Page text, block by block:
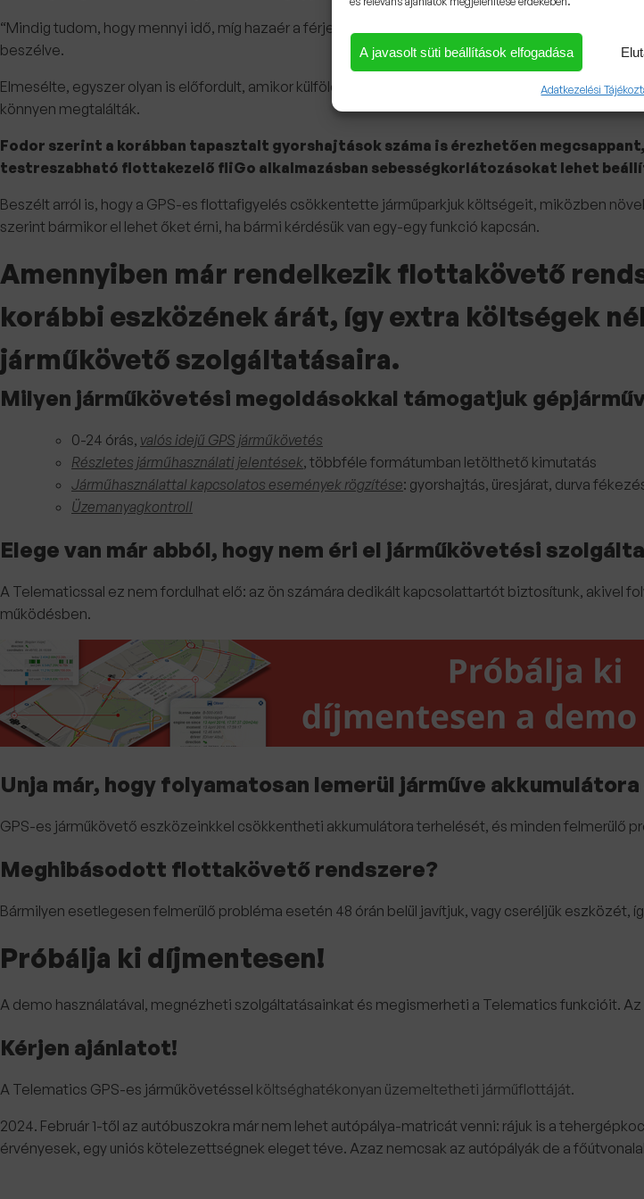
A javasolt süti beállítások elfogadása
Adatkezelési
“Mindig tudom, hogy mennyi idő, míg hazaér a férjem, így azt is, hogy mikor kezdjem el sütni a
beszélve.
Elmesélte, egyszer olyan is előfordult, amikor külföldön jártak, hogy nem emlékeztek, pontosan
könnyen megtalálták.
Fodor szerint a korábban tapasztalt gyorshajtások száma is érezhetően
testreszabható flottakezelő fliGo alkalmazásban sebességkorlátozásokat lehet
Beszélt arról is, hogy a GPS-es flottafigyelés csökkentette járműparkjuk költségeit, miközben
szerint bármikor el lehet őket érni, ha bármi kérdésük van egy-egy funkció kapcsán.
Amennyiben már rendelkezik flottakövető
korábbi eszközének árát, így extra költségek
járműkövető szolgáltatásaira.
Milyen járműkövetési megoldásokkal támogatjuk
0-24 órás, valós idejű GPS járműkövetés
Részletes járműhasználati jelentések, többféle formátumban letölthető kimutatás
Járműhasználattal kapcsolatos események rögzítése: gyorshajtás, üresjárat, durva
Üzemanyagkontroll
Elege van már abból, hogy nem éri el járműkövetési
A Telematicssal ez nem fordulhat elő: az ön számára dedikált kapcsolattartót biztosítunk, akivel
működésben.
Unja már, hogy folyamatosan lemerül járműve
GPS-es járműkövető eszközeinkkel csökkentheti akkumulátora terhelését, és minden felmerülő
Meghibásodott flottakövető rendszere?
Bármilyen esetlegesen felmerülő probléma esetén 48 órán belül javítjuk, vagy cseréljük
Próbálja ki díjmentesen!
A demo használatával, megnézheti szolgáltatásainkat és megismerheti a Telematics funkcióit.
Kérjen ajánlatot!
A Telematics GPS-es járműkövetéssel költséghatékonyan üzemeltetheti járműflottáját.
2024. Február 1-től az autóbuszokra már nem lehet autópálya-matricát venni: rájuk is a
érvényesek, egy uniós kötelezettségnek eleget téve. Azaz nemcsak az autópályák de a